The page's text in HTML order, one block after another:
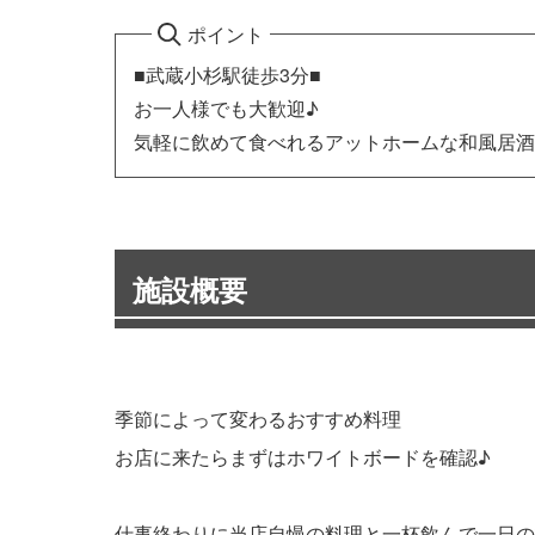
ポイント
■武蔵小杉駅徒歩3分■
お一人様でも大歓迎♪
気軽に飲めて食べれるアットホームな和風居
施設概要
季節によって変わるおすすめ料理
お店に来たらまずはホワイトボードを確認♪